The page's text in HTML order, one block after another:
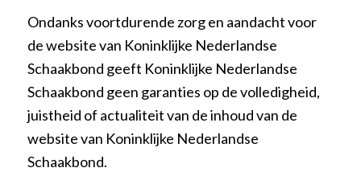
Ondanks voortdurende zorg en aandacht voor
de website van Koninklijke Nederlandse
Schaakbond geeft Koninklijke Nederlandse
Schaakbond geen garanties op de volledigheid,
juistheid of actualiteit van de inhoud van de
website van Koninklijke Nederlandse
Schaakbond.